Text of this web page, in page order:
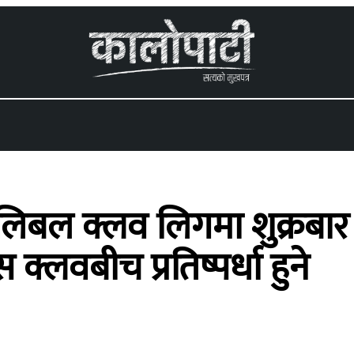
भलिबल क्लव लिगमा
क्लवबीच प्रतिष्पर्धा हुने